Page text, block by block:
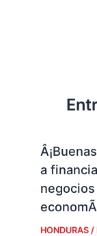
a
HONDURAS/